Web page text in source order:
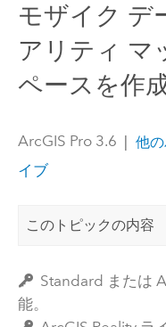
モザイク デ
アリティ マ
ペースを作
ArcGIS Pro 3.6 | 他
イブ
このトピックの内容
Standard または
能。